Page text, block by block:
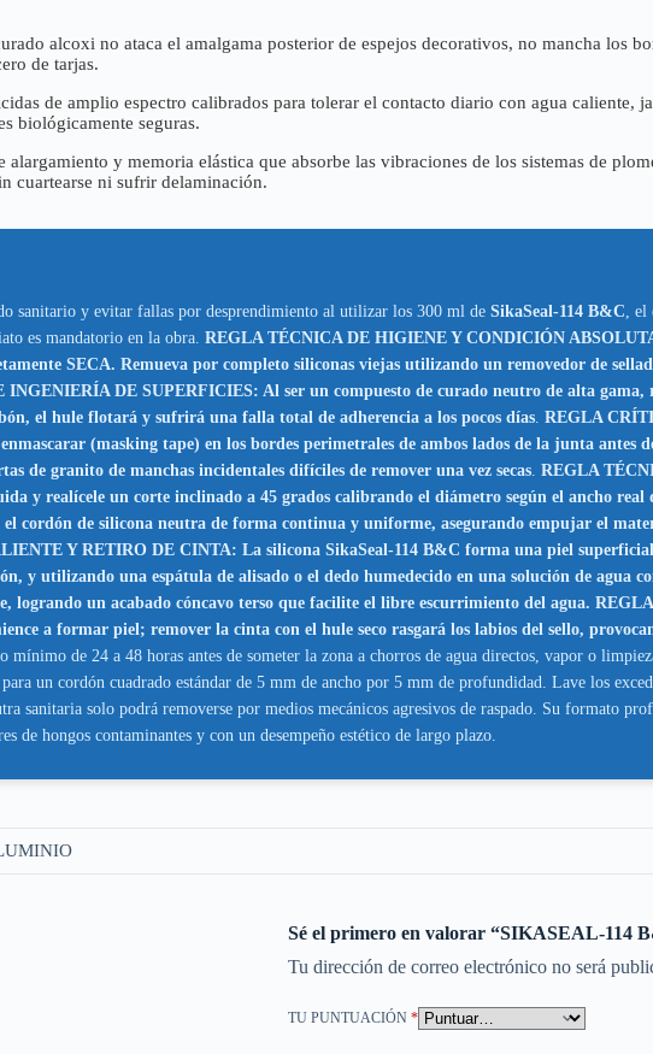
alcoxi no ataca el amalgama posterior de espejos decorativos, no mancha los
de tarjas.
de amplio espectro calibrados para tolerar el contacto diario con agua caliente,
biológicamente seguras.
alargamiento y memoria elástica que absorbe las vibraciones de los sistemas de
cuartearse ni sufrir delaminación.
sanitario y evitar fallas por desprendimiento al utilizar los 300 ml de SikaSeal-114 B&C ,
es mandatorio en la obra. REGLA TÉCNICA DE HIGIENE Y CONDICIÓN
SECA. Remueva por completo siliconas viejas utilizando un removedor de
DE SUPERFICIES: Al ser un compuesto de curado neutro de alta
el hule flotará y sufrirá una falla total de adherencia a los pocos días REGLA
(masking tape) en los bordes perimetrales de ambos lados de la junta
de granito de manchas incidentales difíciles de remover una vez secas REGLA
y realícele un corte inclinado a 45 grados calibrando el diámetro según el ancho
cordón de silicona neutra de forma continua y uniforme, asegurando empujar el
Y RETIRO DE CINTA: La silicona SikaSeal-114 B&C forma una piel
y utilizando una espátula de alisado o el dedo humedecido en una solución de agua
un acabado cóncavo terso que facilite el libre escurrimiento del agua.
a formar piel; remover la cinta con el hule seco rasgará los labios del sello,
mínimo de 24 a 48 horas antes de someter la zona a chorros de agua directos, vapor o
un cordón cuadrado estándar de 5 mm de ancho por 5 mm de profundidad. Lave los
sanitaria solo podrá removerse por medios mecánicos agresivos de raspado. Su formato
de hongos contaminantes y con un desempeño estético de largo plazo.
Sé el primero en valorar “SIKASEAL-114
Tu dirección de correo electrónico no será
TU PUNTUACIÓN *